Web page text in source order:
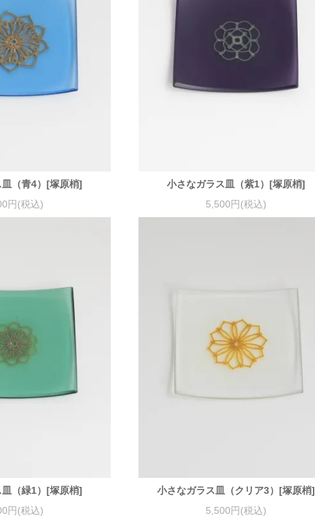
（青4）[塚原梢]
円(税込)
小さなガラス皿（紫1）[塚原梢]
5,500円(税込)
（緑1）[塚原梢]
円(税込)
小さなガラス皿（クリア3）[塚原梢]
5,500円(税込)